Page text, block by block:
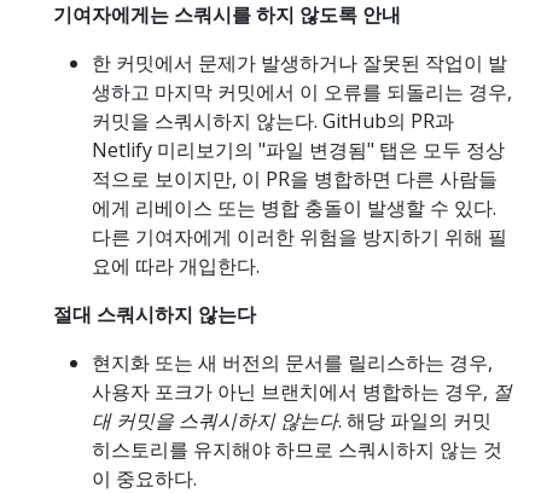
기여자에게는 스쿼시를 하지 않도록 안내
한 커밋에서 문제가 발생하거나 잘못된 작업이 발
생하고 마지막 커밋에서 이 오류를 되돌리는 경우,
커밋을 스쿼시하지 않는다. GitHub의 PR과
Netlify 미리보기의 "파일 변경됨" 탭은 모두 정상
적으로 보이지만, 이 PR을 병합하면 다른 사람들
에게 리베이스 또는 병합 충돌이 발생할 수 있다.
다른 기여자에게 이러한 위험을 방지하기 위해 필
요에 따라 개입한다.
절대 스쿼시하지 않는다
현지화 또는 새 버전의 문서를 릴리스하는 경우,
사용자 포크가 아닌 브랜치에서 병합하는 경우, 절
대 커밋을 스쿼시하지 않는다. 해당 파일의 커밋
히스토리를 유지해야 하므로 스쿼시하지 않는 것
이 중요하다.